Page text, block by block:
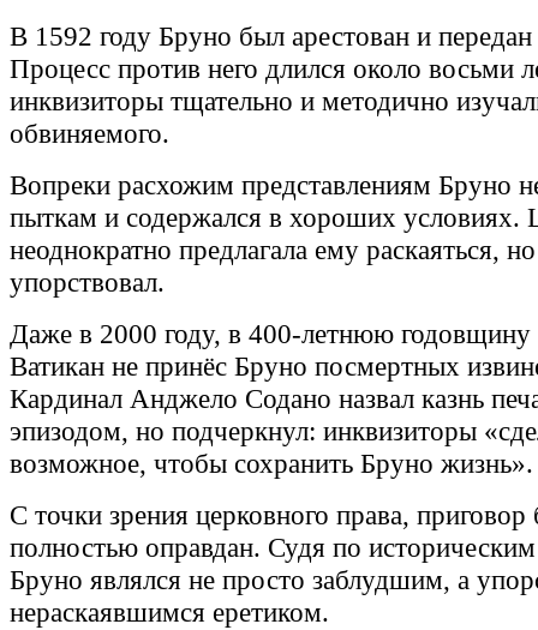
В 1592 году Бруно был арестован и
Процесс против него длился около восьми
инквизиторы тщательно и методично
обвиняемого.
Вопреки расхожим представлениям Бруно
пыткам и содержался в хороших условиях.
неоднократно предлагала ему раскаяться,
упорствовал.
Даже в 2000 году, в 400‑летнюю годовщину
Ватикан не принёс Бруно посмертных
Кардинал Анджело Содано назвал казнь
эпизодом, но подчеркнул: инквизиторы
возможное, чтобы сохранить Бруно
С точки зрения церковного права, приговор
полностью оправдан. Судя по
Бруно являлся не просто заблудшим, а
нераскаявшимся еретиком.